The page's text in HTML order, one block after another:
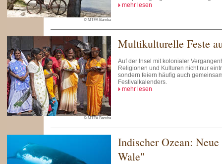
© MTPA Bamba
mehr lesen
© MTPA Bamba
Multikulturelle Feste
Auf der Insel mit kolonialer
Religionen und Kulturen nicht nur
sondern feiern häufig auch
Festivalkalenders.
mehr lesen
Indischer Ozean:
Wale"